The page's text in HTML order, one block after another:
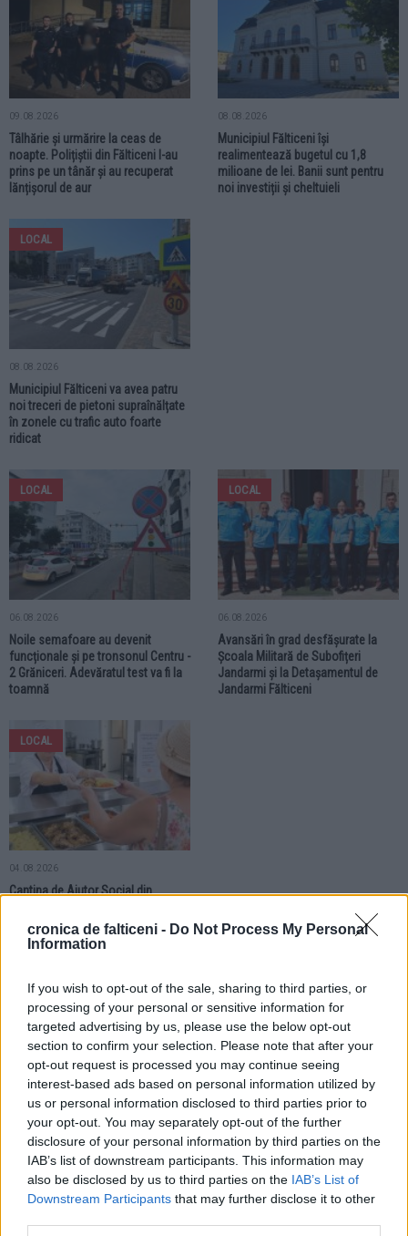
cronica de falticeni - Do Not Process My Personal
Information
If you wish to opt-out of the sale, sharing to third parties, or
processing of your personal or sensitive information for
targeted advertising by us, please use the below opt-out
section to confirm your selection. Please note that after your
opt-out request is processed you may continue seeing
interest-based ads based on personal information utilized by
us or personal information disclosed to third parties prior to
your opt-out. You may separately opt-out of the further
disclosure of your personal information by third parties on the
IAB’s list of downstream participants. This information may
also be disclosed by us to third parties on the IAB’s List of
Downstream Participants that may further disclose it to other
09.08.2026
Tâlhărie și urmărire la ceas de
noapte. Polițiștii din Fălticeni l-au
prins pe un tânăr și au recuperat
lănțișorul de aur
08.08.2026
Municipiul Fălticeni își
realimentează bugetul cu 1,8
milioane de lei. Banii sunt pentru
noi investiții și cheltuieli
LOCAL
08.08.2026
Municipiul Fălticeni va avea patru
noi treceri de pietoni supraînălțate
în zonele cu trafic auto foarte
ridicat
LOCAL
06.08.2026
Noile semafoare au devenit
funcționale și pe tronsonul Centru -
2 Grăniceri. Adevăratul test va fi la
toamnă
LOCAL
06.08.2026
Avansări în grad desfășurate la
Școala Militară de Subofițeri
Jandarmi și la Detașamentul de
Jandarmi Fălticeni
LOCAL
04.08.2026
Cantina de Ajutor Social din
Circa 50 de familii primesc zilnic
masa gratuită
LOCAL
01.08.2026
Copiii din Fălticeni au reprezentat
România la Festivalul Internațional
„Nestiya” și au câștigat trofeul
LOCAL
30.07.2026
Noul drum care leagă cartierele 2
Grăniceri și Republicii prinde
contur. Circulația va fi deschisă din